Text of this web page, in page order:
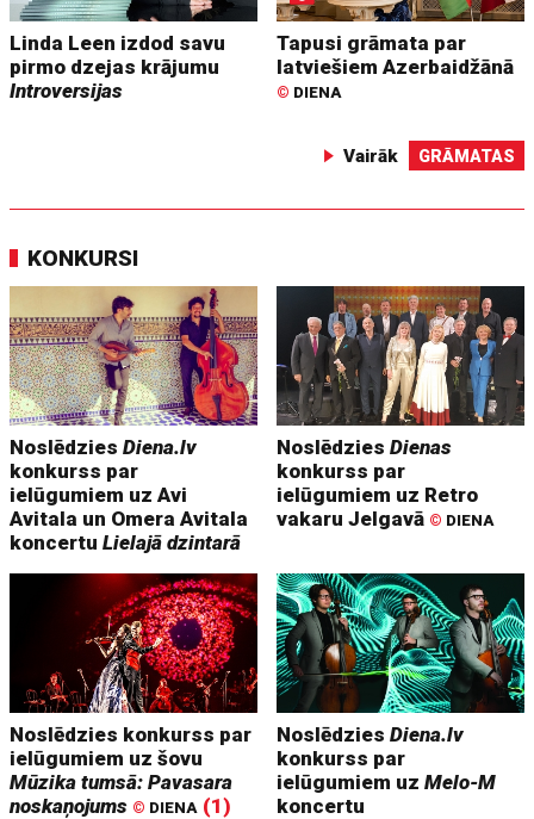
Linda Leen izdod savu
pirmo dzejas krājumu
Introversijas
Tapusi grāmata par
latviešiem Azerbaidžānā
© DIENA
Vairāk GRĀMATAS
KONKURSI
NoslēdziesDiena.lv
konkurss par
ielūgumiem uz Avi
Avitala un Omera Avitala
koncertuLielajā dzintarā
NoslēdziesDienas
konkurss par
ielūgumiem uz Retro
vakaru Jelgavā © DIENA
Noslēdzies konkurss par
ielūgumiem uz šovu
Mūzika tumsā: Pavasara
noskaņojums © DIENA (1)
NoslēdziesDiena.lv
konkurss par
ielūgumiem uzMelo-M
koncertu